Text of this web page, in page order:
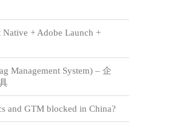
+ Adobe Launch +
Management System) – 企
and GTM blocked in China?